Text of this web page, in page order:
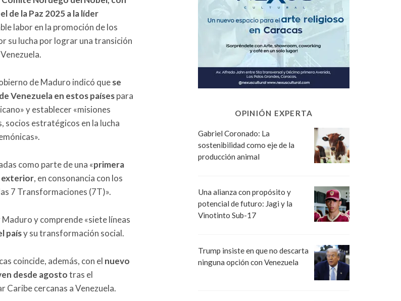
de la Paz 2025 a la líder
labor en la promoción de los
su lucha por lograr una transición
de Maduro indicó quese
Venezuela en estos paísespara
y establecer «misiones
socios estratégicos en la lucha
como parte de una «primera
exterior, en consonancia con los
7 Transformaciones (7T)».
y comprende «siete líneas
paísy su transformación social.
coincide, además, con el nuevo
desde agostotras el
Caribe cercanas a Venezuela.
OPINIÓN EXPERTA
Gabriel Coronado: La
sostenibilidad como eje de la
producción animal
Una alianza con propósito y
potencial de futuro: Jagi y la
Vinotinto Sub-17
Trump insiste en que no descarta
ninguna opción con Venezuela